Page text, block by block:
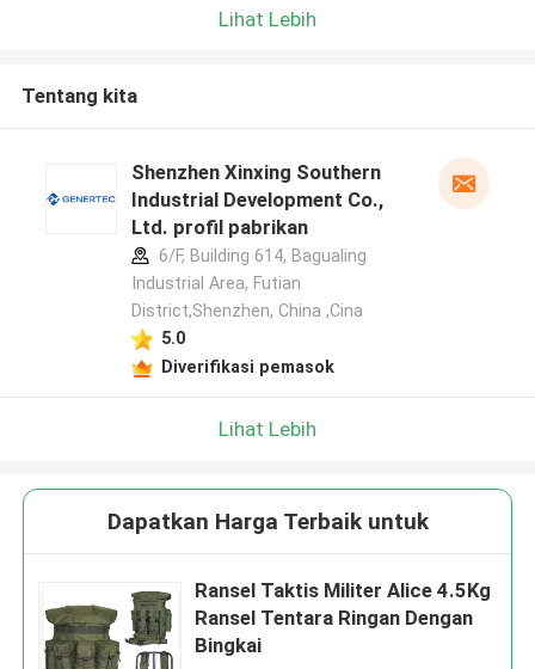
Lihat Lebih
Tentang kita
Shenzhen Xinxing Southern
Industrial Development Co.,
Ltd. profil pabrikan
6/F, Building 614, Bagualing
Industrial Area, Futian
District,Shenzhen, China ,Cina
5.0
Diverifikasi pemasok
Lihat Lebih
Dapatkan Harga Terbaik untuk
Ransel Taktis Militer Alice 4.5Kg
Ransel Tentara Ringan Dengan
Bingkai